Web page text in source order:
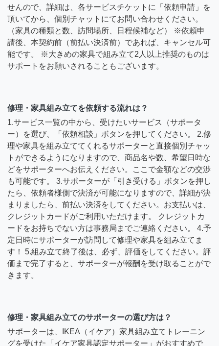
せんので、詳細は、各サービスチケットに「依頼申請」を
頂いてから、個別チャットにてお問い合わせください。
（家具の種類と数、訪問場所、日程候補など） ※依頼申
請後、本契約前（前払い決済前）であれば、キャンセル可
能です。 ※大きめの家具で組み立て2人以上推奨のものは
サポートをお願いされることもございます。
修理・家具組み立てを依頼する流れは？
1.サービス一覧の中から、受けたいサービス（サポータ
ー）を選び、「依頼相談」ボタンを押してください。 2.修
理や家具を組み立ててくれるサポーターと直接個別チャッ
トができるようになりますので、商品名や数、希望日時な
どをサポーターへお伝えください。ここで金額などの交渉
も可能です。 3.サポーターが「引き受ける」ボタンを押し
たら、依頼者様側で決済が可能になりますので、詳細が決
まりましたら、前払い決済をしてください。お支払いは、
クレジットカードがご利用いただけます。 クレジットカ
ードをお持ちでない方は事務局までご連絡ください。 4.予
定日時にサポーターが訪問して修理や家具を組み立てま
す！ 5.組み立て終了後は、必ず、評価をしてください。評
価まで完了すると、サポーターが報酬を受け取ることがで
きます。
修理・家具組み立てのサポーターの選び方は？
サポーターは、IKEA（イケア）家具組み立てトレーニン
グを受けた「イケア家具認定サポーター」がおすすめで